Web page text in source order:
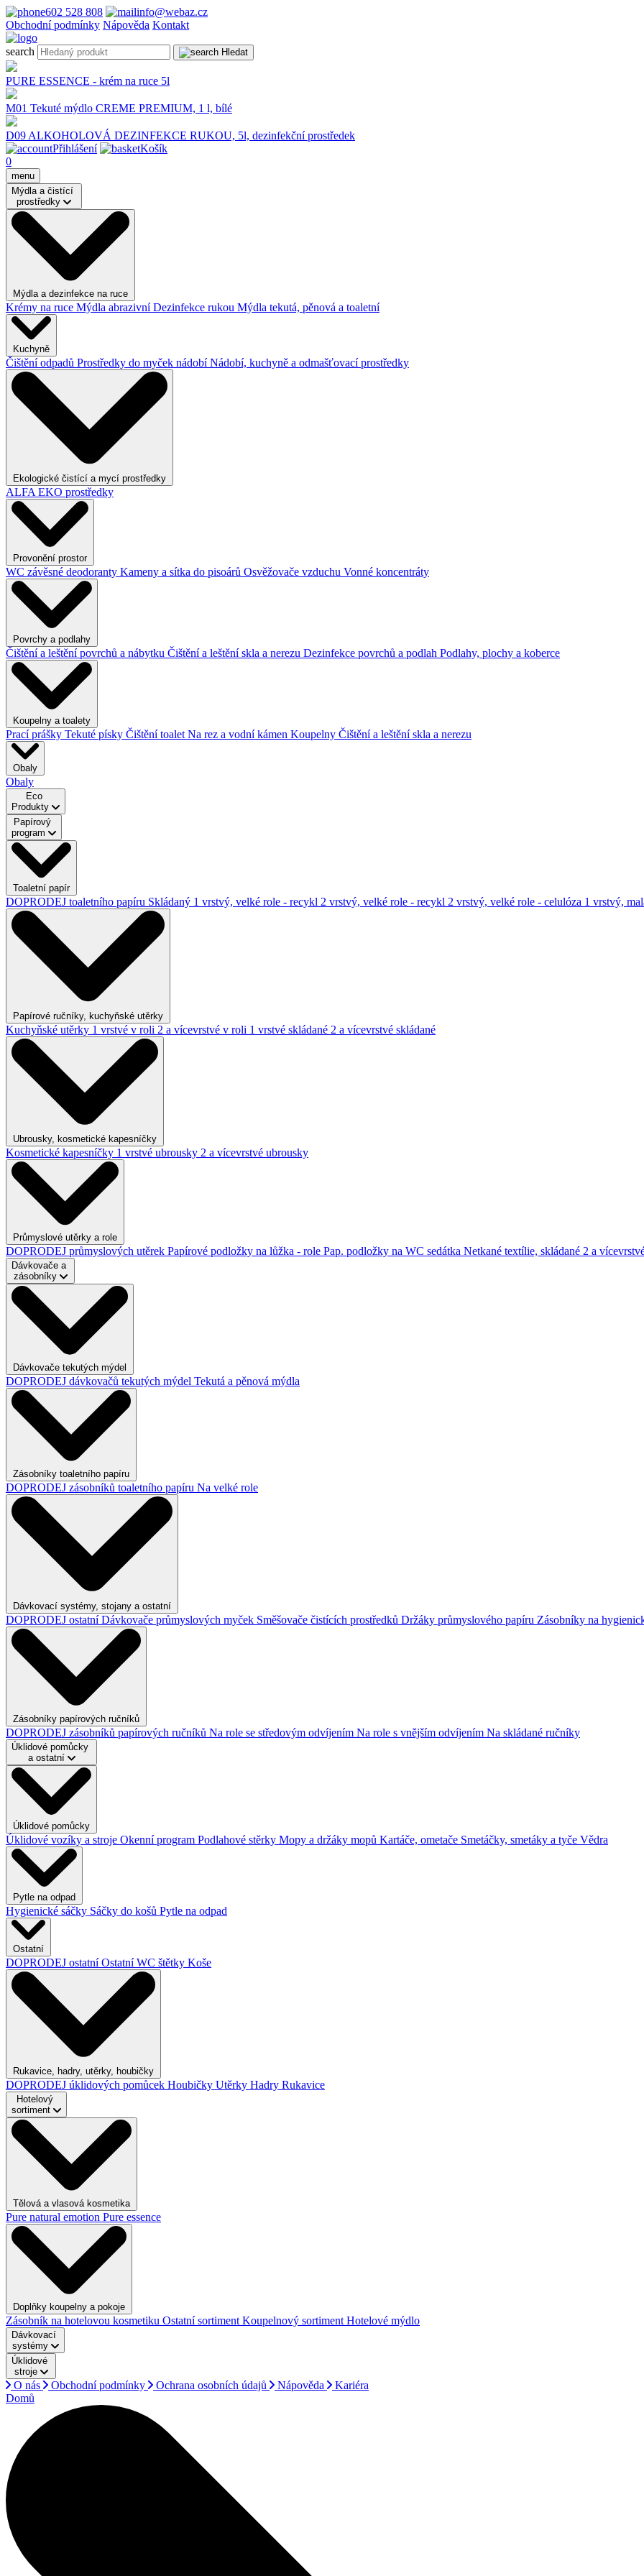
602 528 808
info@webaz.cz
Obchodní podmínky Nápověda Kontakt
search Hledat
PURE ESSENCE - krém na ruce 5l
M01 Tekuté mýdlo CREME PREMIUM, 1 l, bílé
D09 ALKOHOLOVÁ DEZINFEKCE RUKOU, 5l, dezinfekční prostředek
Přihlášení
Košík
0
menu
Mýdla a čistící
prostředky
Mýdla a dezinfekce na ruce
Krémy na ruce Mýdla abrazivníDezinfekce rukou Mýdla tekutá, pěnová a toaletní
Kuchyně
Čištění odpadů Prostředky do myček nádobíNádobí, kuchyně a odmašťovací prostředky
Ekologické čistící a mycí prostředky
ALFA EKO prostředky
Provonění prostor
WC závěsné deodoranty Kameny a sítka do pisoárů Osvěžovače vzduchu Vonné koncentráty
Povrchy a podlahy
Čištění a leštění povrchů a nábytku Čištění a leštění skla a nerezu Dezinfekce povrchů a podlah Podlahy, plochy a koberce
Koupelny a toalety
Prací prášky Tekuté písky Čištění toalet Na rez a vodní kámen Koupelny Čištění a leštění skla a nerezu
Obaly
Obaly
Eco
Produkty
Papírový
program
Toaletní papír
DOPRODEJ toaletního papíru Skládaný 1 vrstvý, velké role - recykl 2 vrstvý, velké role - recykl 2 vrstvý, velké role - celulóza 1 vrstvý,
Papírové ručníky, kuchyňské utěrky
Kuchyňské utěrky 1 vrstvé v roli 2 a vícevrstvé v roli 1 vrstvé skládané 2 a vícevrstvé skládané
Ubrousky, kosmetické kapesníčky
Kosmetické kapesníčky 1 vrstvé ubrousky 2 a vícevrstvé ubrousky
Průmyslové utěrky a role
DOPRODEJ průmyslových utěrek Papírové podložky na lůžka - role Pap. podložky na WC sedátka Netkané textílie, skládané 2 a
Dávkovače a
zásobníky
Dávkovače tekutých mýdel
DOPRODEJ dávkovačů tekutých mýdel Tekutá a pěnová mýdla
Zásobníky toaletního papíru
DOPRODEJ zásobníků toaletního papíru Na velké role
Dávkovací systémy, stojany a ostatní
DOPRODEJ ostatníDávkovače průmyslových myček Směšovače čistících prostředků Držáky průmyslového papíru Zásobníky na
Zásobníky papírových ručníků
DOPRODEJ zásobníků papírových ručníků Na role se středovým odvíjením Na role s vnějším odvíjením Na skládané ručníky
Úklidové pomůcky
a ostatní
Úklidové pomůcky
Úklidové vozíky a stroje Okenní program Podlahové stěrky Mopy a držáky mopů Kartáče, ometače Smetáčky, smetáky a tyče Vědra
Pytle na odpad
Hygienické sáčky Sáčky do košů Pytle na odpad
Ostatní
DOPRODEJ ostatníOstatníWC štětky Koše
Rukavice, hadry, utěrky, houbičky
DOPRODEJ úklidových pomůcek Houbičky Utěrky Hadry Rukavice
Hotelový
sortiment
Tělová a vlasová kosmetika
Pure natural emotion Pure essence
Doplňky koupelny a pokoje
Zásobník na hotelovou kosmetiku Ostatní sortiment Koupelnový sortiment Hotelové mýdlo
Dávkovací
systémy
Úklidové
stroje
O nás Obchodní podmínky Ochrana osobních údajů Nápověda
Kariéra
Domů